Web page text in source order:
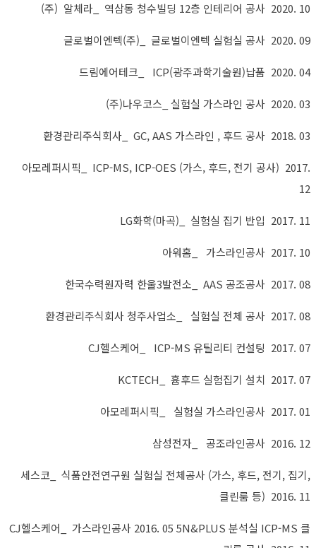
(주) 알체라_ 역삼동 청수빌딩 12층 인테리어 공사 2020. 10
글로벌이엔텍(주)_ 글로벌이엔텍 실험실 공사 2020. 09
드림에어테크_ ICP(광주과학기술원)납품 2020. 04
(주)나우코스_ 실험실 가스라인 공사 2020. 03
환경관리주식회사_ GC, AAS 가스라인 , 후드 공사 2018. 03
아모레퍼시픽_ ICP-MS, ICP-OES (가스, 후드, 전기 공사) 2017.
12
LG화학(마곡)_ 실험실 집기 반입 2017. 11
아워홈_ 가스라인공사 2017. 10
한국수력원자력 한울3발전소_ AAS 공조공사 2017. 08
환경관리주식회사 청주사업소_ 실험실 전체 공사 2017. 08
CJ헬스케어_ ICP-MS 유틸리티 컨설팅 2017. 07
KCTECH_ 흄후드 실험집기 설치 2017. 07
아모레퍼시픽_ 실험실 가스라인공사 2017. 01
삼성전자_ 공조라인공사 2016. 12
세스코_ 식품안전연구원 실험실 전체공사 (가스, 후드, 전기, 집기,
클린룸 등) 2016. 11
CJ헬스케어_ 가스라인공사 2016. 05 5N&PLUS 분석실 ICP-MS 클